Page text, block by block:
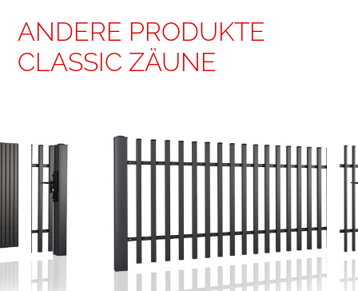
ANDERE PRODUKTE
CLASSIC ZÄUNE